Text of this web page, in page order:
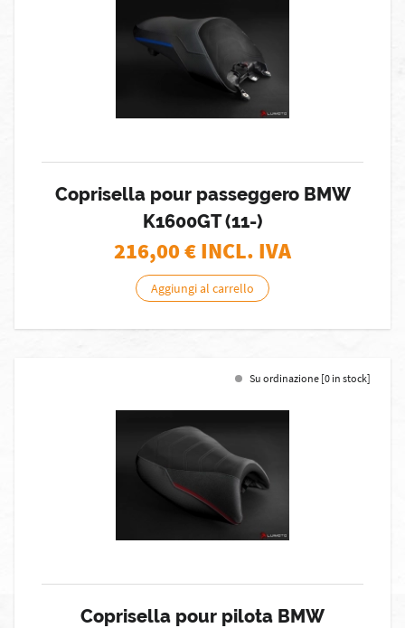
Coprisella pour passeggero BMW
K1600GT (11-)
216,00€ INCL. IVA
Aggiungi al carrello
Su ordinazione [0 in stock]
Coprisella pour pilota BMW